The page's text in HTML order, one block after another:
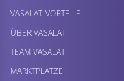
VASALAT-VORTEILE
ÜBER VASALAT
TEAM VASALAT
MARKTPLÄTZE